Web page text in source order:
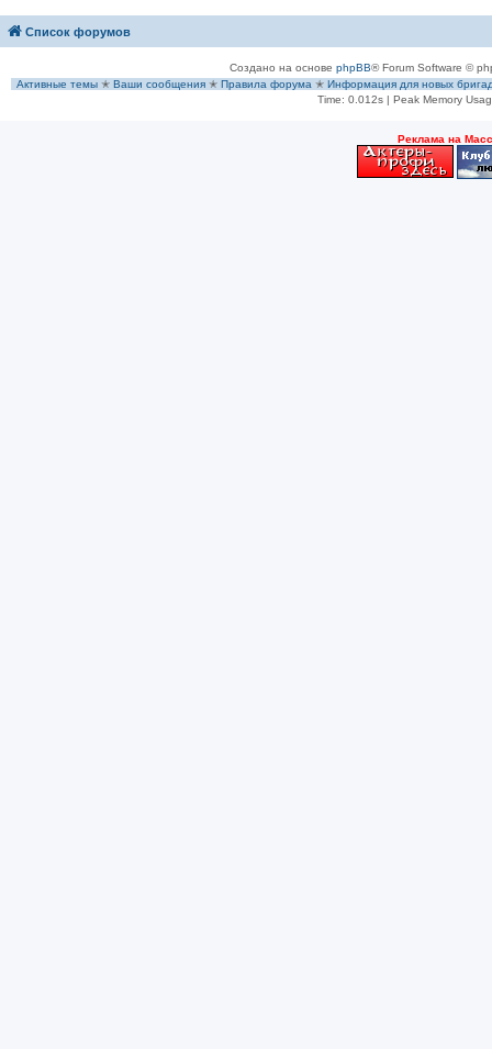
Список форумов
Создано на основе phpBB® Forum Software ©
Активные темы ✭ Ваши сообщения ✭ Правила форума ✭ Информация для новых
Time: 0.012s| Peak Memory
Рeклама на